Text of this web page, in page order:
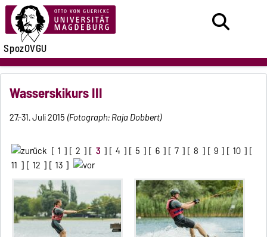
SpozOVGU
Wasserskikurs III
27.-31. Juli 2015 (Fotograph: Raja Dobbert)
[ 1 ] [ 2 ] [ 3 ] [ 4 ] [ 5 ] [ 6 ] [ 7 ] [ 8 ] [ 9 ] [ 10 ] [
11 ] [ 12 ] [ 13 ]